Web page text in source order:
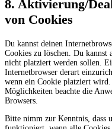
8. Aktivierung/
von Cookies
Du kannst deinen
Cookies zu löschen. Du kannst
nicht platziert werden sollen.
Internetbrowser derart
wenn ein Cookie platziert
Möglichkeiten beachte die
Browsers.
Bitte nimm zur Kenntnis, dass